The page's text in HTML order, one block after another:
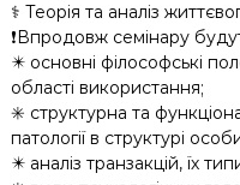
⚕️ Теорія та аналіз
❗️Впродовж семінару
✴️ основні філософські
області використання;
✳️ структурна та
патології в структурі
✴️ аналіз транзакцій, їх